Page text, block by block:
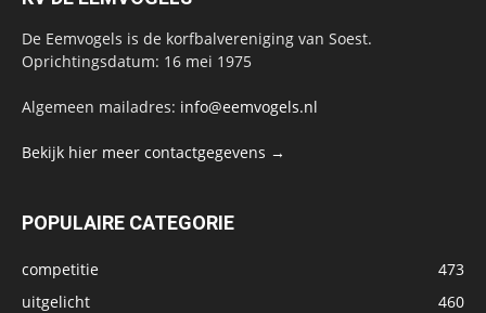
De Eemvogels is de korfbalvereniging van Soest.
Oprichtingsdatum: 16 mei 1975
Algemeen mailadres: info@eemvogels.nl
Bekijk hier meer contactgegevens →
POPULAIRE CATEGORIE
competitie
473
uitgelicht
460